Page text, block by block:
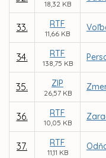
18,32 KB
33. RTF
11,66 KB
34. RTF
138,75 KB
35. ZIP
26,57 KB
36. RTF
10,05 KB
37. RTF
11,11 KB